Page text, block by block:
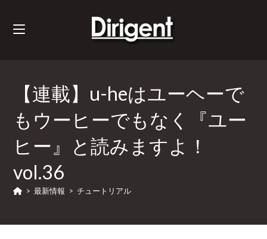
【連載】u-heはユーヘーで
もウーヒーでもなく『ユー
ヒー』と読みますよ！
vol.36
> 最新情報 > チュートリアル